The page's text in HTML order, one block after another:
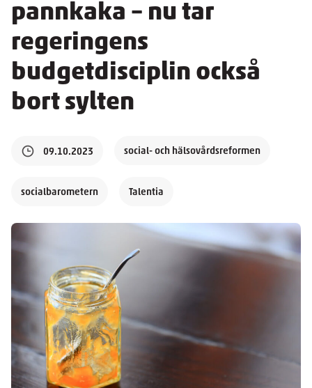
pannkaka – nu tar
regeringens
budgetdisciplin också
bort sylten
09.10.2023 social- och hälsovårdsreformen
socialbarometern Talentia